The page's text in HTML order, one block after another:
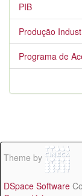
PIB
Produção
Programa de
Theme by
DSpace Software